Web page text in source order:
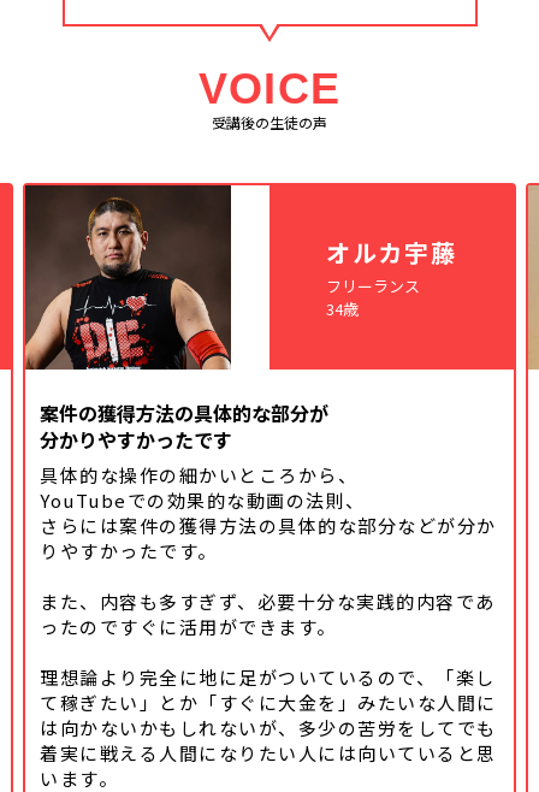
VOICE
受講後の生徒の声
オルカ宇藤
フリーランス
34歳
案件の獲得方法の具体的な部分が
分かりやすかったです
具体的な操作の細かいところから、
YouTubeでの効果的な動画の法則、
さらには案件の獲得方法の具体的な部分などが分か
りやすかったです。
また、内容も多すぎず、必要十分な実践的内容であ
ったのですぐに活用ができます。
理想論より完全に地に足がついているので、「楽し
て稼ぎたい」とか「すぐに大金を」みたいな人間に
は向かないかもしれないが、多少の苦労をしてでも
着実に戦える人間になりたい人には向いていると思
います。